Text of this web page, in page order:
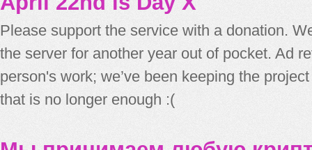
Please support the service with a donation.
the server for another year out of pocket. Ad
person's work; we’ve been keeping the
that is no longer enough :(